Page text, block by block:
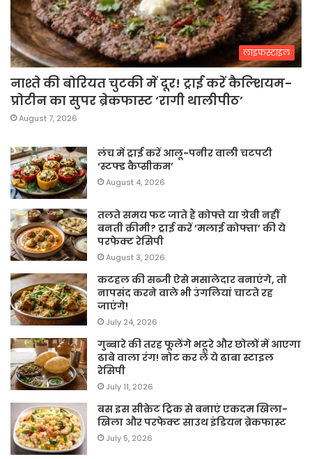
लाइफस्टाइल
नाश्ते की बोरियत चुटकी में दूर! ट्राई करें कैल्शियम-
प्रोटीन का सुपर ब्रेकफास्ट ‘रागी थालीपीठ’
August 7, 2026
लंच में ट्राई करें आलू-पनीर वाली चटपटी
‘स्टफ्ड कैप्सीकम’
August 4, 2026
तलते समय फट जाते हैं कोफ्ते या ग्रेवी नहीं
बनती क्रीमी? ट्राई करें ‘मलाई कोफ्ता’ की ये
परफेक्ट रेसिपी
August 3, 2026
कटहल की सब्जी ऐसे मसालेदार बनाएंगे, तो
नापसंद करने वाले भी उंगलियां चाटते रह
जाएंगे!
July 24, 2026
गुब्बारे की तरह फूलेंगे भटूरे और छोलों में आएगा
ढाबे वाला रंग! नोट कर लें ये ढाबा स्टाइल
रेसिपी
July 11, 2026
बस इस सीक्रेट ट्रिक से बनाएं एकदम खिला-
खिला और परफेक्ट साउथ इंडियन ब्रेकफास्ट
July 5, 2026